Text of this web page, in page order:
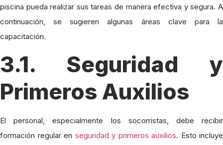
piscina pueda realizar sus tareas de manera efectiva y segura. A
continuación, se sugieren algunas áreas clave para la
capacitación.
3.1. Seguridad y
Primeros Auxilios
El personal, especialmente los socorristas, debe recibir
formación regular en seguridad y primeros auxilios. Esto incluye